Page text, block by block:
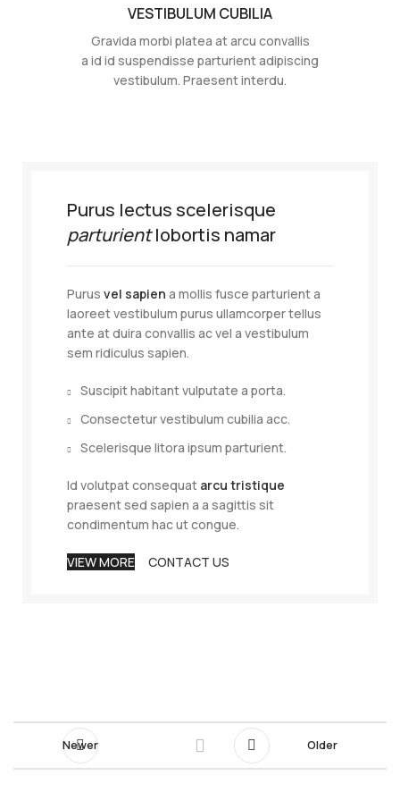
VESTIBULUM CUBILIA
Gravida morbi platea at arcu convallis
a id id suspendisse parturient adipiscing
vestibulum. Praesent interdu.
Purus lectus scelerisque
parturientlobortis namar
Purus vel sapien a mollis fusce parturient a
laoreet vestibulum purus ullamcorper tellus
ante at duira convallis ac vel a vestibulum
sem ridiculus sapien.
Suscipit habitant vulputate a porta.
Consectetur vestibulum cubilia acc.
Scelerisque litora ipsum parturient.
Id volutpat consequat arcu tristique
praesent sed sapien a a sagittis sit
condimentum hac ut congue.
VIEW MORE CONTACT US
Newer Older